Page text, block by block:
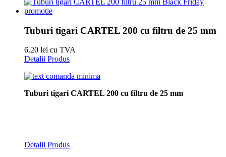
Tuburi tigari CARTEL 200 cu filtru de 25 mm
6.20 lei cu TVA
Detalii Produs
Tuburi tigari CARTEL 200 cu filtru de 25 mm
Detalii Produs